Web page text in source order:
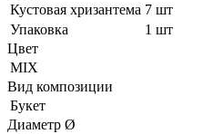
Кустовая хризантема 7 шт
Упаковка
1 шт
Цвет
MIX
Вид композиции
Букет
Диаметр Ø